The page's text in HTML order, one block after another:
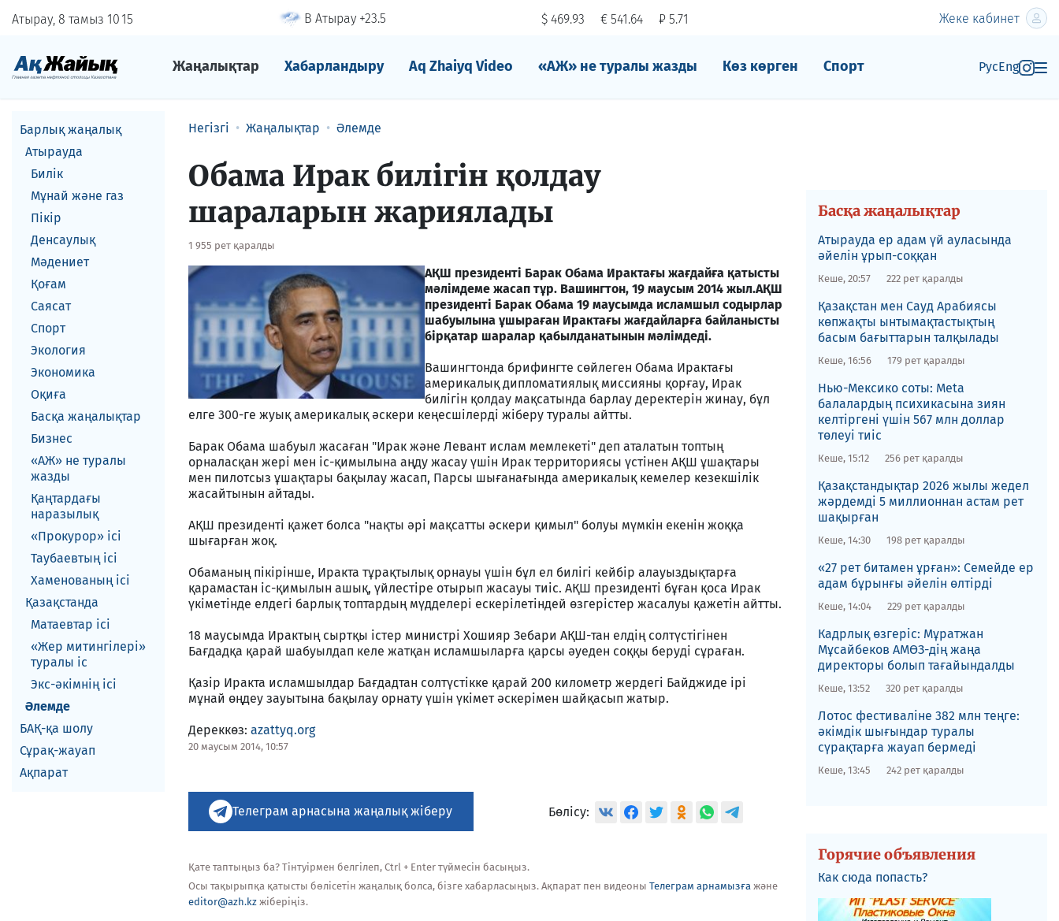
Атырау, 8 тамыз 1015 В Атырау +23.5 $ 469.93 € 541.64 ₽ 5.71 Жеке кабинет
Жаңалықтар Хабарландыру Aq Zhaiyq Video «АЖ» не туралы жазды Көз көрген Спорт РусEng
Барлық жаңалық
Атырауда
Билік
Мұнай және газ
Пікір
Денсаулық
Мәдениет
Қоғам
Саясат
Спорт
Экология
Экономика
Оқиға
Басқа жаңалықтар
Бизнес
«АЖ» не туралы
жазды
Қаңтардағы
наразылық
«Прокурор» ісі
Таубаевтың ісі
Хаменованың ісі
Қазақстанда
Матаевтар ici
«Жер митингілері»
туралы іс
Экс-әкiмнiң iсi
Әлемде
БАҚ-қа шолу
Сұрақ-жауап
Ақпарат
Негізгі Жаңалықтар Әлемде
Обама Ирак билігін қолдау
шараларын жариялады
1 955 рет қаралды
АҚШ президенті Барак Обама Ирактағы жағдайға қатысты
мәлімдеме жасап тұр. Вашингтон, 19 маусым 2014 жыл.АҚШ
президенті Барак Обама 19 маусымда исламшыл содырлар
шабуылына ұшыраған Ирактағы жағдайларға байланысты
бірқатар шаралар қабылданатынын мәлімдеді.
Вашингтонда брифингте сөйлеген Обама Ирактағы
америкалық дипломатиялық миссияны қорғау, Ирак
билігін қолдау мақсатында барлау деректерін жинау, бұл
елге 300-ге жуық америкалық әскери кеңесшілерді жіберу туралы айтты.
Барак Обама шабуыл жасаған "Ирак және Левант ислам мемлекеті" деп аталатын топтың
орналасқан жері мен іс-қимылына аңду жасау үшін Ирак территориясы үстінен АҚШ ұшақтары
мен пилотсыз ұшақтары бақылау жасап, Парсы шығанағында америкалық кемелер кезекшілік
жасайтынын айтады.
АҚШ президенті қажет болса "нақты әрі мақсатты әскери қимыл" болуы мүмкін екенін жоққа
шығарған жоқ.
Обаманың пікірінше, Иракта тұрақтылық орнауы үшін бұл ел билігі кейбір алауыздықтарға
қарамастан іс-қимылын ашық, үйлестіре отырып жасауы тиіс. АҚШ президенті бұған қоса Ирак
үкіметінде елдегі барлық топтардың мүдделері ескерілетіндей өзгерістер жасалуы қажетін айтты.
18 маусымда Ирактың сыртқы істер министрі Хошияр Зебари АҚШ-тан елдің солтүстігінен
Бағдадқа қарай шабуылдап келе жатқан исламшыларға қарсы әуеден соққы беруді сұраған.
Қазір Иракта исламшылдар Бағдадтан солтүстікке қарай 200 километр жердегі Байджиде ірі
мұнай өңдеу зауытына бақылау орнату үшін үкімет әскерімен шайқасып жатыр.
Дереккөз: azattyq.org
20 маусым 2014, 10:57
Телеграм арнасына жаңалық жіберу Бөлісу:
Қате таптыңыз ба? Тінтуірмен белгілеп, Ctrl + Enter түймесін басыңыз.
Осы тақырыпқа қатысты бөлісетін жаңалық болса, бізге хабарласыңыз. Ақпарат пен видеоны Телеграм арнамызға және
editor@azh.kz жіберіңіз.
Басқа жаңалықтар
Атырауда ер адам үй ауласында
әйелін ұрып-соққан
Кеше, 20:57 222 рет қаралды
Қазақстан мен Сауд Арабиясы
көпжақты ынтымақтастықтың
басым бағыттарын талқылады
Кеше, 16:56 179 рет қаралды
Нью-Мексико соты​: Meta
балалардың психикасына зиян
келтіргені үшін 567 млн доллар
төлеуі тиіс
Кеше, 15:12 256 рет қаралды
Қазақстандықтар 2026 жылы жедел
жәрдемді 5 миллионнан астам рет
шақырған
Кеше, 14:30 198 рет қаралды
«27 рет битамен ұрған»: Семейде ер
адам бұрынғы әйелін өлтірді
Кеше, 14:04 229 рет қаралды
Кадрлық өзгеріс: Мұратжан
Мұсайбеков АМӨЗ-дің жаңа
директоры болып ​тағайындалды
Кеше, 13:52 320 рет қаралды
Лотос фестиваліне​ 382 млн теңге:
әкімдік шығындар туралы
сүрақтарға жауап бермеді
Кеше, 13:45 242 рет қаралды
Горячие объявления
Как сюда попасть?